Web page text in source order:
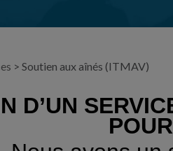
> Soutien aux aînés (ITMAV)
D’UN